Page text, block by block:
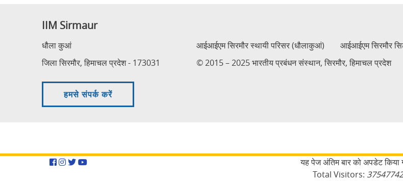
IIM Sirmaur
धौला कुआं
जिला सिरमौर, हिमाचल प्रदेश - 173031
हमसे संपर्क करें
आईआईएम सिरमौर स्थायी परिसर (धौलाकुआं) आईआईएम सिरमौर
© 2015 – 2025 भारतीय प्रबंधन संस्थान, सिरमौर, हिमाचल प्रदेश
Facebook
Instagram
Twitter
YouTube यह पेज अंतिम बार को अपडेट किया
Total Visitors: 37547742